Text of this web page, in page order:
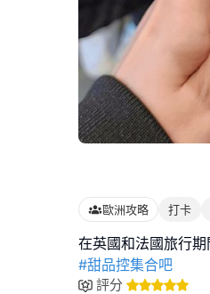
歐洲攻略 打卡
#甜品控集合吧
評分